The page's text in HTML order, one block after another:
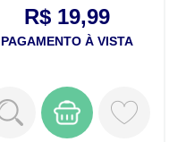
R$ 19,99
PAGAMENTO À VISTA